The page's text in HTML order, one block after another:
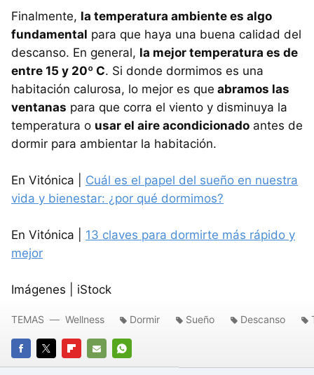
Finalmente, la temperatura ambiente es algo
fundamental para que haya una buena calidad del
descanso. En general, la mejor temperatura es de
entre 15 y 20º C. Si donde dormimos es una
habitación calurosa, lo mejor es que abramos las
ventanas para que corra el viento y disminuya la
temperatura o usar el aire acondicionado antes de
dormir para ambientar la habitación.
En Vitónica | Cuál es el papel del sueño en nuestra
vida y bienestar: ¿por qué dormimos?
En Vitónica | 13 claves para dormirte más rápido y
mejor
Imágenes | iStock
FACEBOOK
TWITTERFLIPBOARD
E-
WHATSAPP
TEMAS Wellness Dormir Sueño Descanso